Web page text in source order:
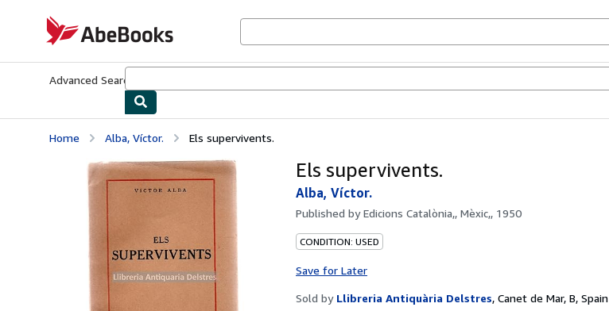
AbeBooks.com
Advanced Search
Home Alba, Víctor. Els supervivents.
Els supervivents.
Alba, Víctor.
Published byEdicions Catalònia,, Mèxic,, 1950
CONDITION: USED
Save for Later
Sold by Llibreria Antiquària Delstres, Canet de Mar, B, Spain